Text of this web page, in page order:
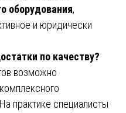
оборудования,
и юридически
по качеству?
возможно
практике специалисты